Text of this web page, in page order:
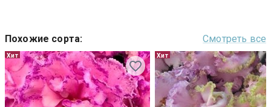
Похожие сорта: Смотреть все
Хит Хит